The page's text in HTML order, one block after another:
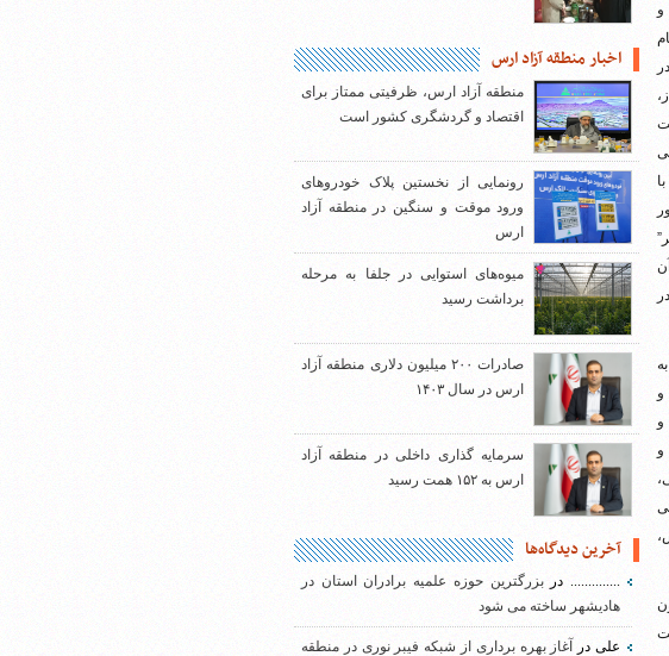
و ۲۷(فروش و
به
و
و
و
اخبار منطقه آزاد ارس
منطقه آزاد ارس، ظرفیتی ممتاز برای
اقتصاد و گردشگری کشور است
رونمایی از نخستین پلاک خودروهای
ورود موقت و سنگین در منطقه آزاد
ارس
میوه‌های استوایی در جلفا به مرحله
برداشت رسید
صادرات ۲۰۰ میلیون دلاری منطقه آزاد
ارس در سال ۱۴۰۳
سرمایه گذاری داخلی در منطقه آزاد
ارس به ۱۵۲ همت رسید
آخرین دیدگاه‌ها
.............. دربزرگترین حوزه علمیه برادران استان در
هادیشهر ساخته می شود
علیدر
آغاز بهره برداری از شبکه فیبر نوری در منطقه